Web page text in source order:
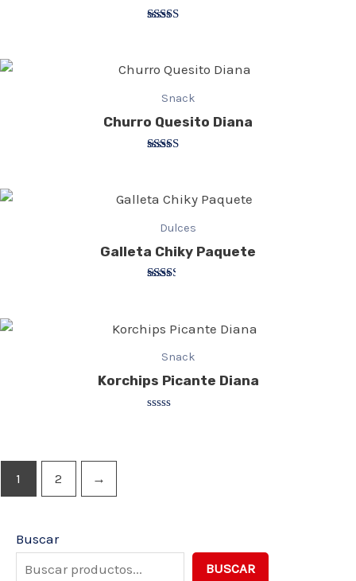
Buscar
BUSCAR
de 5
Snack
Churro Quesito Diana
de 5
Dulces
Galleta Chiky Paquete
de 5
Snack
Korchips Picante Diana
1 2 →